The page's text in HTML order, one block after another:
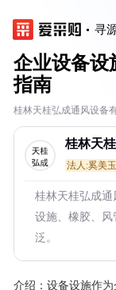
寻
企业设备设
指南
桂林天桂弘成通风设备
桂林天
法人:奚美玉
桂林天桂弘成通
设施、橡胶、
泛。
介绍： 设备设施作